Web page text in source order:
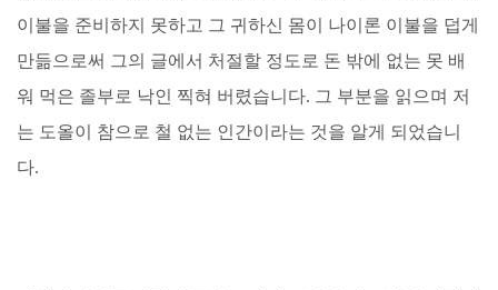
이불을 준비하지 못하고 그 귀하신 몸이 나이론 이불을 덥게
만듦으로써 그의 글에서 처절할 정도로 돈 밖에 없는 못 배
워 먹은 졸부로 낙인 찍혀 버렸습니다. 그 부분을 읽으며 저
는 도올이 참으로 철 없는 인간이라는 것을 알게 되었습니
다.